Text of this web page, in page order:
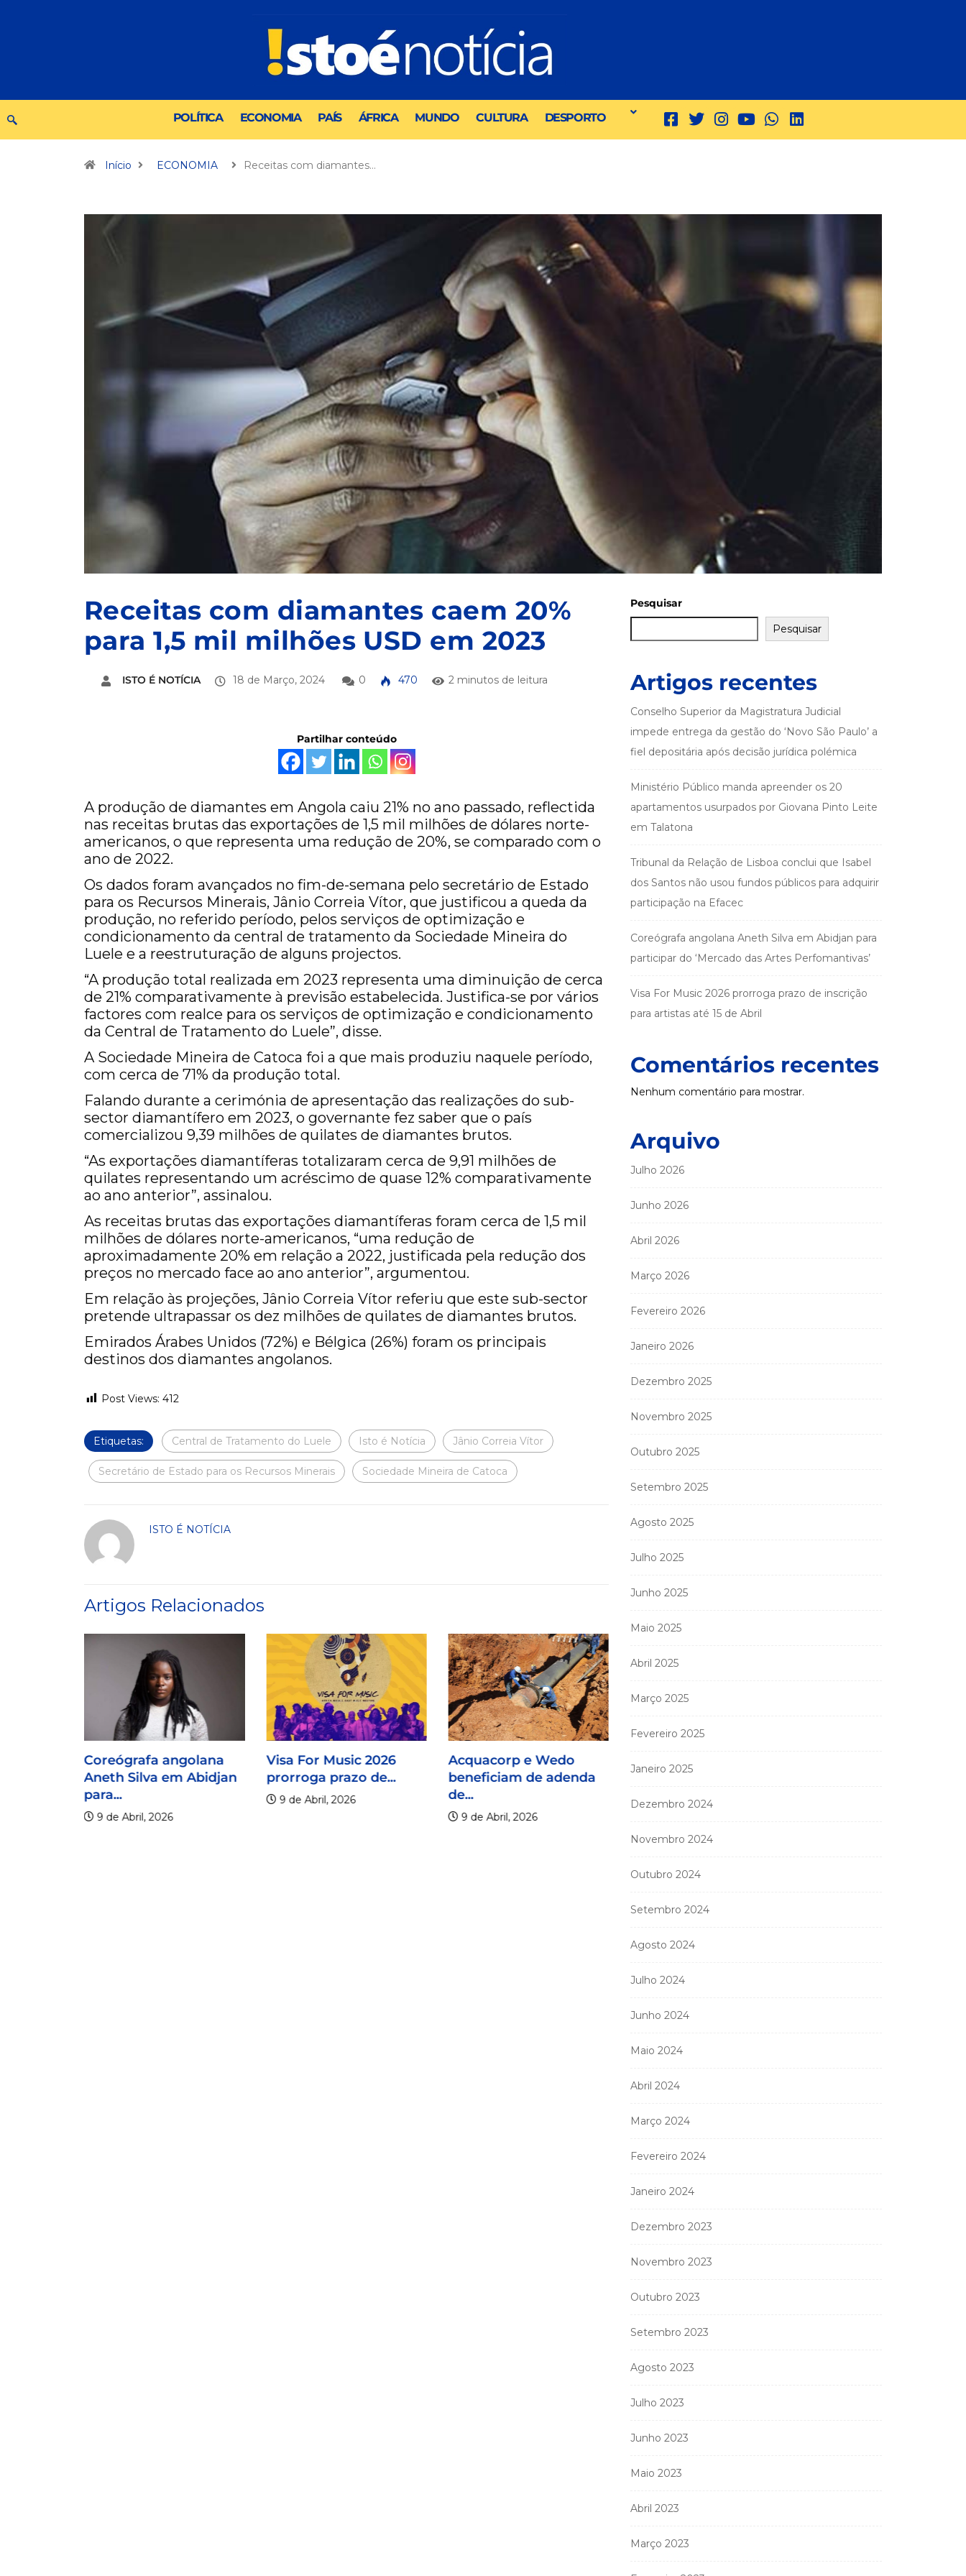
POLÍTICA ECONOMIA PAÍS ÁFRICA MUNDO CULTURA DESPORTO
Início ECONOMIA Receitas com diamantes…
Receitas com diamantes caem 20%
para 1,5 mil milhões USD em 2023
ISTO É NOTÍCIA 18 de Março, 2024 0 470 2 minutos de leitura
Partilhar conteúdo
A produção de diamantes em Angola caiu 21% no ano passado, reflectida
nas receitas brutas das exportações de 1,5 mil milhões de dólares norte-
americanos, o que representa uma redução de 20%, se comparado com o
ano de 2022.
Os dados foram avançados no fim-de-semana pelo secretário de Estado
para os Recursos Minerais, Jânio Correia Vítor, que justificou a queda da
produção, no referido período, pelos serviços de optimização e
condicionamento da central de tratamento da Sociedade Mineira do
Luele e a reestruturação de alguns projectos.
“A produção total realizada em 2023 representa uma diminuição de cerca
de 21% comparativamente à previsão estabelecida. Justifica-se por vários
factores com realce para os serviços de optimização e condicionamento
da Central de Tratamento do Luele”, disse.
A Sociedade Mineira de Catoca foi a que mais produziu naquele período,
com cerca de 71% da produção total.
Falando durante a cerimónia de apresentação das realizações do sub-
sector diamantífero em 2023, o governante fez saber que o país
comercializou 9,39 milhões de quilates de diamantes brutos.
“As exportações diamantíferas totalizaram cerca de 9,91 milhões de
quilates representando um acréscimo de quase 12% comparativamente
ao ano anterior”, assinalou.
As receitas brutas das exportações diamantíferas foram cerca de 1,5 mil
milhões de dólares norte-americanos, “uma redução de
aproximadamente 20% em relação a 2022, justificada pela redução dos
preços no mercado face ao ano anterior”, argumentou.
Em relação às projeções, Jânio Correia Vítor referiu que este sub-sector
pretende ultrapassar os dez milhões de quilates de diamantes brutos.
Emirados Árabes Unidos (72%) e Bélgica (26%) foram os principais
destinos dos diamantes angolanos.
Post Views: 412
Etiquetas: Central de Tratamento do Luele Isto é Notícia Jânio Correia Vítor
Secretário de Estado para os Recursos Minerais Sociedade Mineira de Catoca
ISTO É NOTÍCIA
Artigos Relacionados
Coreógrafa angolana
Aneth Silva em Abidjan
para...
9 de Abril, 2026
Visa For Music 2026
prorroga prazo de...
9 de Abril, 2026
Acquacorp e Wedo
beneficiam de adenda
de...
9 de Abril, 2026
manda apreender os 20
11 de Junho, 2026
Pesquisar
Pesquisar
Artigos recentes
Conselho Superior da Magistratura Judicial
impede entrega da gestão do ‘Novo São Paulo’ a
fiel depositária após decisão jurídica polémica
Ministério Público manda apreender os 20
apartamentos usurpados por Giovana Pinto Leite
em Talatona
Tribunal da Relação de Lisboa conclui que Isabel
dos Santos não usou fundos públicos para adquirir
participação na Efacec
Coreógrafa angolana Aneth Silva em Abidjan para
participar do ‘Mercado das Artes Perfomantivas’
Visa For Music 2026 prorroga prazo de inscrição
para artistas até 15 de Abril
Comentários recentes
Nenhum comentário para mostrar.
Arquivo
Julho 2026
Junho 2026
Abril 2026
Março 2026
Fevereiro 2026
Janeiro 2026
Dezembro 2025
Novembro 2025
Outubro 2025
Setembro 2025
Agosto 2025
Julho 2025
Junho 2025
Maio 2025
Abril 2025
Março 2025
Fevereiro 2025
Janeiro 2025
Dezembro 2024
Novembro 2024
Outubro 2024
Setembro 2024
Agosto 2024
Julho 2024
Junho 2024
Maio 2024
Abril 2024
Março 2024
Fevereiro 2024
Janeiro 2024
Dezembro 2023
Novembro 2023
Outubro 2023
Setembro 2023
Agosto 2023
Julho 2023
Junho 2023
Maio 2023
Abril 2023
Março 2023